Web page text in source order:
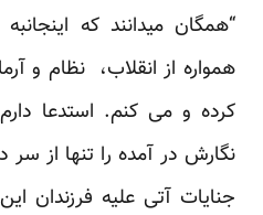
“همگان میدانند که
همواره از انقلاب، نظام و
کرده و می کنم. استدعا
نگارش در آمده را تنها از
جنایات آتی علیه فرزندان